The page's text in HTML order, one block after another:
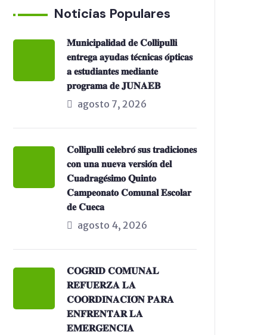
Noticias Populares
𝐌𝐮𝐧𝐢𝐜𝐢𝐩𝐚𝐥𝐢𝐝𝐚𝐝 𝐝𝐞 𝐂𝐨𝐥𝐥𝐢𝐩𝐮𝐥𝐥𝐢
𝐞𝐧𝐭𝐫𝐞𝐠𝐚 𝐚𝐲𝐮𝐝𝐚𝐬 𝐭𝐞́𝐜𝐧𝐢𝐜𝐚𝐬 𝐨́𝐩𝐭𝐢𝐜𝐚𝐬
𝐚 𝐞𝐬𝐭𝐮𝐝𝐢𝐚𝐧𝐭𝐞𝐬 𝐦𝐞𝐝𝐢𝐚𝐧𝐭𝐞
𝐩𝐫𝐨𝐠𝐫𝐚𝐦𝐚 𝐝𝐞 𝐉𝐔𝐍𝐀𝐄𝐁
agosto 7, 2026
𝐂𝐨𝐥𝐥𝐢𝐩𝐮𝐥𝐥𝐢 𝐜𝐞𝐥𝐞𝐛𝐫𝐨́ 𝐬𝐮𝐬 𝐭𝐫𝐚𝐝𝐢𝐜𝐢𝐨𝐧𝐞𝐬
𝐜𝐨𝐧 𝐮𝐧𝐚 𝐧𝐮𝐞𝐯𝐚 𝐯𝐞𝐫𝐬𝐢𝐨́𝐧 𝐝𝐞𝐥
𝐂𝐮𝐚𝐝𝐫𝐚𝐠𝐞́𝐬𝐢𝐦𝐨 𝐐𝐮𝐢𝐧𝐭𝐨
𝐂𝐚𝐦𝐩𝐞𝐨𝐧𝐚𝐭𝐨 𝐂𝐨𝐦𝐮𝐧𝐚𝐥 𝐄𝐬𝐜𝐨𝐥𝐚𝐫
𝐝𝐞 𝐂𝐮𝐞𝐜𝐚
agosto 4, 2026
𝐂𝐎𝐆𝐑𝐈𝐃 𝐂𝐎𝐌𝐔𝐍𝐀𝐋
𝐑𝐄𝐅𝐔𝐄𝐑𝐙𝐀 𝐋𝐀
𝐂𝐎𝐎𝐑𝐃𝐈𝐍𝐀𝐂𝐈𝐎́𝐍 𝐏𝐀𝐑𝐀
𝐄𝐍𝐅𝐑𝐄𝐍𝐓𝐀𝐑 𝐋𝐀
𝐄𝐌𝐄𝐑𝐆𝐄𝐍𝐂𝐈𝐀